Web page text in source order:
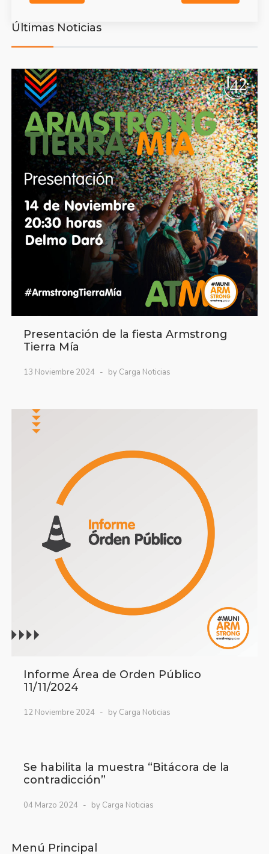
Últimas Noticias
Presentación de la fiesta Armstrong
Tierra Mía
13 Noviembre 2024 by Carga Noticias
Informe Área de Orden Público
11/11/2024
12 Noviembre 2024 by Carga Noticias
Se habilita la muestra “Bitácora de la
contradicción”
04 Marzo 2024 by Carga Noticias
Menú Principal